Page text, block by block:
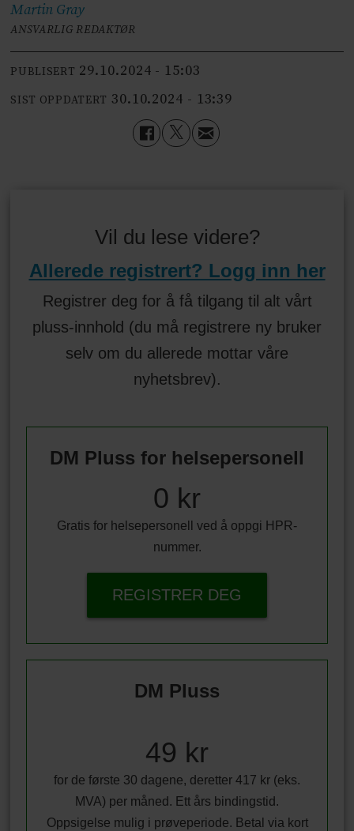
Martin Gray
ANSVARLIG REDAKTØR
PUBLISERT 29.10.2024 - 15:03
SIST OPPDATERT 30.10.2024 - 13:39
Vil du lese videre?
Allerede registrert? Logg inn her
Registrer deg for å få tilgang til alt vårt
pluss-innhold (du må registrere ny bruker
selv om du allerede mottar våre
nyhetsbrev).
DM Pluss for helsepersonell
0 kr
Gratis for helsepersonell ved å oppgi HPR-
nummer.
REGISTRER DEG
DM Pluss
49 kr
for de første 30 dagene, deretter 417 kr (eks.
MVA) per måned. Ett års bindingstid.
Oppsigelse mulig i prøveperiode. Betal via kort